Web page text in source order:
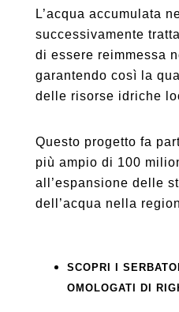
L’acqua accumulata
successivamente
di essere reimmessa
garantendo così la
delle risorse idriche
Questo progetto fa
più ampio di 100
all’espansione delle
dell’acqua nella
SCOPRI I
OMOLOGATI DI